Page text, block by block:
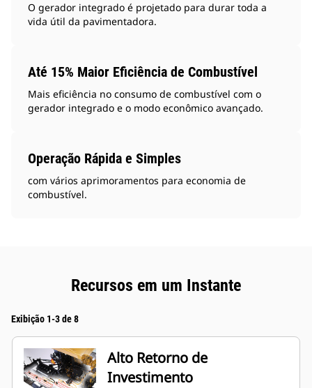
O gerador integrado é projetado para durar toda a
vida útil da pavimentadora.
Até 15% Maior Eficiência de Combustível
Mais eficiência no consumo de combustível com o
gerador integrado e o modo econômico avançado.
Operação Rápida e Simples
com vários aprimoramentos para economia de
combustível.
Recursos em um Instante
Exibição 1-3 de 8
Alto Retorno de
Investimento